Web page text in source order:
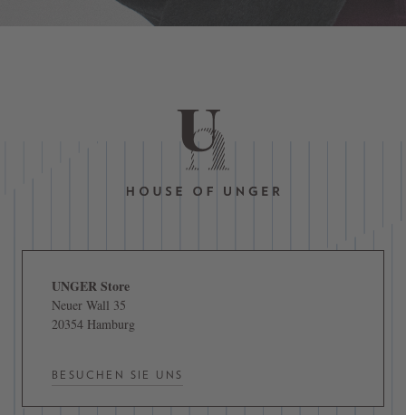
UNGER Store
Neuer Wall 35
20354 Hamburg
BESUCHEN SIE UNS